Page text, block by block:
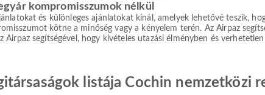
kompromisszumok nélkül
és különleges ajánlatokat kínál, amelyek lehetővé teszik,
kötne a minőség vagy a kényelem terén. Az Airpaz
Airpaz segítségével, hogy kivételes utazási élményben és
listája Cochin nemzetközi